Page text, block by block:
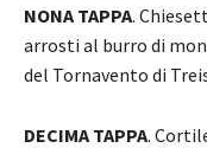
NONA TAPPA.
arrosti al burro di
del Tornavento di
DECIMA TAPPA.